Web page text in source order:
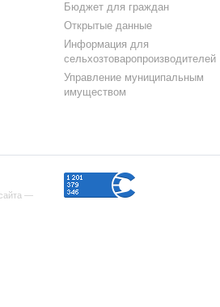
Бюджет для граждан
Открытые данные
Информация для
сельхозтоваропроизводителей
Управление муниципальным
имуществом
—